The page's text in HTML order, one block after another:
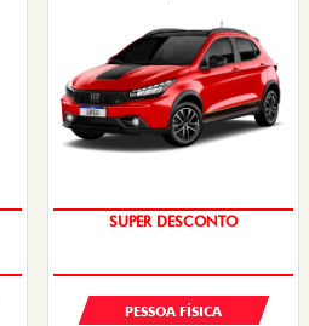
SUPER DESCONTO
PESSOA FÍSICA